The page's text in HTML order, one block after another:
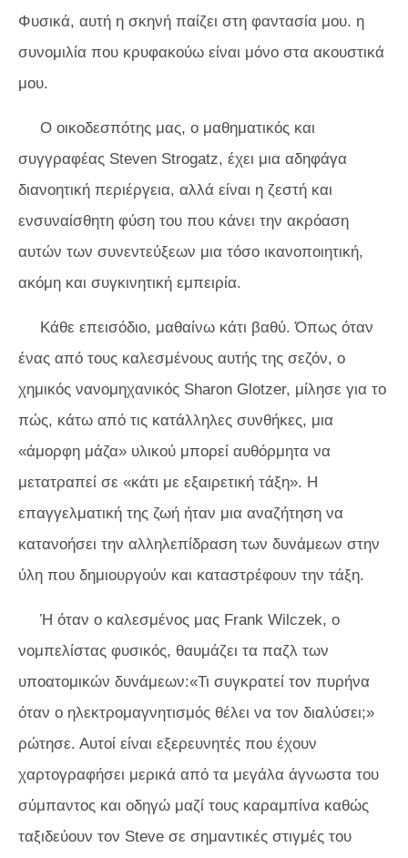
Φυσικά, αυτή η σκηνή παίζει στη φαντασία μου. η
συνομιλία που κρυφακούω είναι μόνο στα ακουστικά
μου.
Ο οικοδεσπότης μας, ο μαθηματικός και
συγγραφέας Steven Strogatz, έχει μια αδηφάγα
διανοητική περιέργεια, αλλά είναι η ζεστή και
ενσυναίσθητη φύση του που κάνει την ακρόαση
αυτών των συνεντεύξεων μια τόσο ικανοποιητική,
ακόμη και συγκινητική εμπειρία.
Κάθε επεισόδιο, μαθαίνω κάτι βαθύ. Όπως όταν
ένας από τους καλεσμένους αυτής της σεζόν, ο
χημικός νανομηχανικός Sharon Glotzer, μίλησε για το
πώς, κάτω από τις κατάλληλες συνθήκες, μια
«άμορφη μάζα» υλικού μπορεί αυθόρμητα να
μετατραπεί σε «κάτι με εξαιρετική τάξη». Η
επαγγελματική της ζωή ήταν μια αναζήτηση να
κατανοήσει την αλληλεπίδραση των δυνάμεων στην
ύλη που δημιουργούν και καταστρέφουν την τάξη.
Ή όταν ο καλεσμένος μας Frank Wilczek, ο
νομπελίστας φυσικός, θαυμάζει τα παζλ των
υποατομικών δυνάμεων:«Τι συγκρατεί τον πυρήνα
όταν ο ηλεκτρομαγνητισμός θέλει να τον διαλύσει;»
ρώτησε. Αυτοί είναι εξερευνητές που έχουν
χαρτογραφήσει μερικά από τα μεγάλα άγνωστα του
σύμπαντος και οδηγώ μαζί τους καραμπίνα καθώς
ταξιδεύουν τον Steve σε σημαντικές στιγμές του